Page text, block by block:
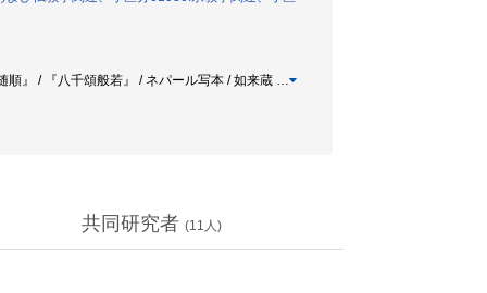
』 / 『八千頌般若』 / ネパール写本 / 如来蔵 …
共同研究者 (11 人)